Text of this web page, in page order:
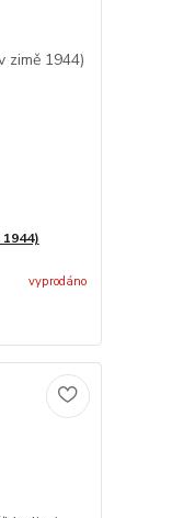
vyprodáno